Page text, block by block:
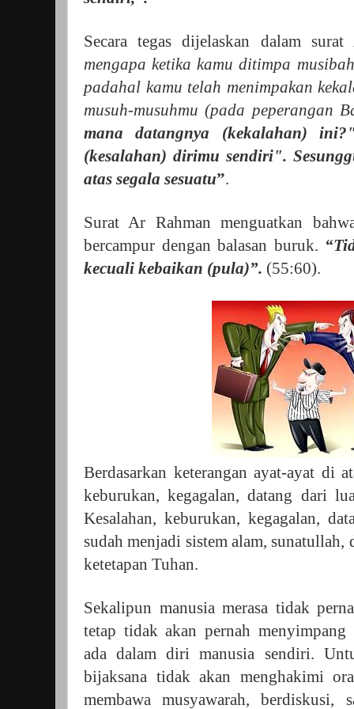
Secara tegas dijelaskan dalam
mengapa ketika kamu ditimpa
padahal kamu telah menimpakan
musuh-musuhmu (pada peperangan
mana datangnya (kekalahan)
(kesalahan) dirimu sendiri".
atas segala sesuatu”.
Surat Ar Rahman menguatkan
bercampur dengan balasan buruk.
kecuali kebaikan (pula)”. (55:60).
Berdasarkan keterangan ayat-ayat di
keburukan, kegagalan, datang dari
Kesalahan, keburukan, kegagalan,
sudah menjadi sistem alam, sunatullah,
ketetapan Tuhan.
Sekalipun manusia merasa tidak
tetap tidak akan pernah menyimpang
ada dalam diri manusia sendiri.
bijaksana tidak akan menghakimi
membawa musyawarah, berdiskusi,